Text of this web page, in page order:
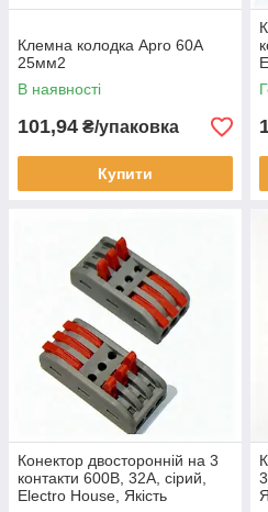
Клемна колодка Apro 60А
25мм2
В наявності
101,94 ₴/упаковка
Купити
Конектор двосторонній на 3
контакти 600В, 32A, сірий,
Electro House, Якість